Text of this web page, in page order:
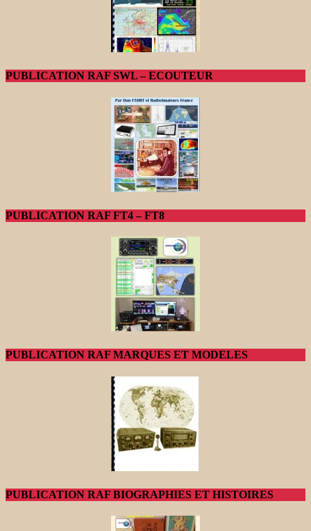
PUBLICATION RAF SWL – ECOUTEUR
PUBLICATION RAF FT4 – FT8
PUBLICATION RAF MARQUES ET MODELES
PUBLICATION RAF BIOGRAPHIES ET HISTOIRES